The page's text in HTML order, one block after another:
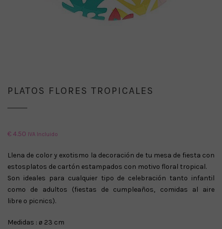
PLATOS FLORES TROPICALES
€4.50 IVA Incluido
Llena de color y exotismo la decoración de tu mesa de fiesta con
estosplatos de cartón estampados con motivo floral tropical.
Son ideales para cualquier tipo de celebración tanto infantil
como de adultos (fiestas de cumpleaños, comidas al aire
libre o picnics).
Medidas : ø 23 cm